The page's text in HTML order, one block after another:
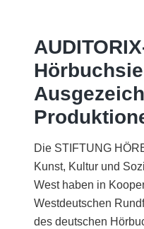
Köln
Die STIFTUNG
Kunst, Kultur und
West haben in
Westdeutschen
des deutschen